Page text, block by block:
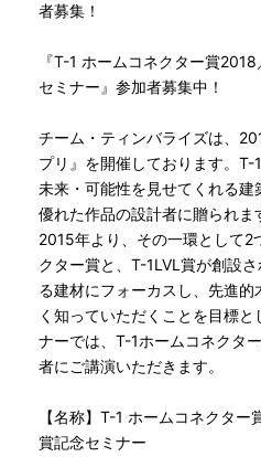
者募集！
『T-1 ホームコネクター賞
セミナー』参加者募集中！
チーム・ティンバライズは、
プリ』を開催しております。
未来・可能性を見せてくれる
優れた作品の設計者に贈られま
2015年より、その一環として2
クター賞と、T-1LVL賞が創設
る建材にフォーカスし、先進
く知っていただくことを目標
ナーでは、T-1ホームコネクタ
者にご講演いただきます。
【名称】T-1 ホームコネクタ
賞記念セミナー